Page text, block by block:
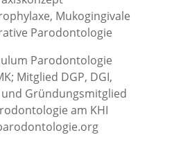
Mukogingivale
Parodontologie
Parodontologie
Mitglied DGP, DGI,
und Gründungsmitglied
am KHI